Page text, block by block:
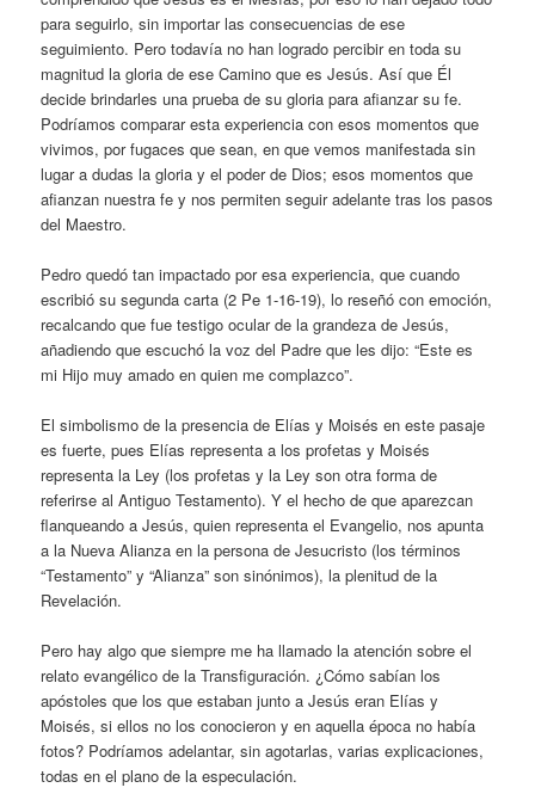
para seguirlo, sin importar las consecuencias de ese
seguimiento. Pero todavía no han logrado percibir en toda su
magnitud la gloria de ese Camino que es Jesús. Así que Él
decide brindarles una prueba de su gloria para afianzar su fe.
Podríamos comparar esta experiencia con esos momentos que
vivimos, por fugaces que sean, en que vemos manifestada sin
lugar a dudas la gloria y el poder de Dios; esos momentos que
afianzan nuestra fe y nos permiten seguir adelante tras los pasos
del Maestro.
Pedro quedó tan impactado por esa experiencia, que cuando
escribió su segunda carta (2 Pe 1-16-19), lo reseñó con emoción,
recalcando que fue testigo ocular de la grandeza de Jesús,
añadiendo que escuchó la voz del Padre que les dijo: “Este es
mi Hijo muy amado en quien me complazco”.
El simbolismo de la presencia de Elías y Moisés en este pasaje
es fuerte, pues Elías representa a los profetas y Moisés
representa la Ley (los profetas y la Ley son otra forma de
referirse al Antiguo Testamento). Y el hecho de que aparezcan
flanqueando a Jesús, quien representa el Evangelio, nos apunta
a la Nueva Alianza en la persona de Jesucristo (los términos
“Testamento” y “Alianza” son sinónimos), la plenitud de la
Revelación.
Pero hay algo que siempre me ha llamado la atención sobre el
relato evangélico de la Transfiguración. ¿Cómo sabían los
apóstoles que los que estaban junto a Jesús eran Elías y
Moisés, si ellos no los conocieron y en aquella época no había
fotos? Podríamos adelantar, sin agotarlas, varias explicaciones,
todas en el plano de la especulación.